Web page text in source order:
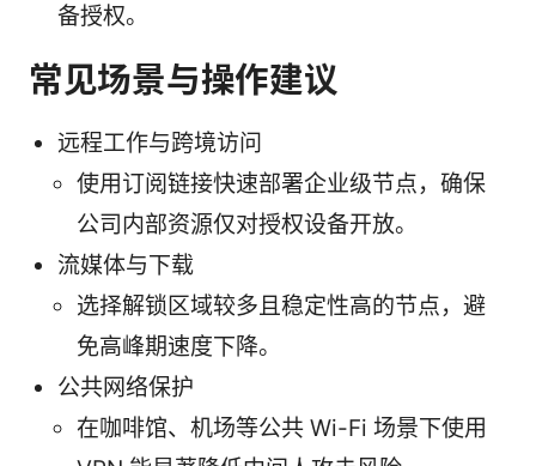
备授权。
常见场景与操作建议
远程工作与跨境访问
使用订阅链接快速部署企业级节点，确保
公司内部资源仅对授权设备开放。
流媒体与下载
选择解锁区域较多且稳定性高的节点，避
免高峰期速度下降。
公共网络保护
在咖啡馆、机场等公共 Wi-Fi 场景下使用